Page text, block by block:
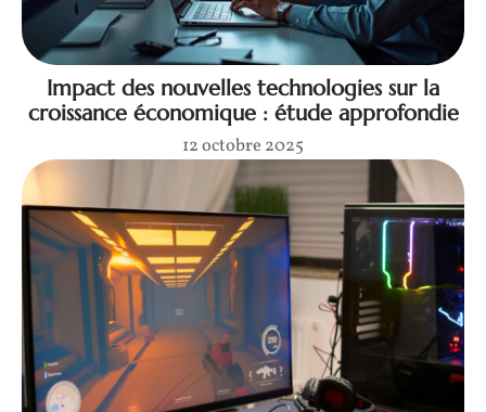
Impact des nouvelles technologies sur la
croissance économique : étude approfondie
12 octobre 2025